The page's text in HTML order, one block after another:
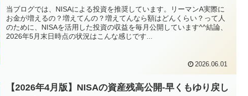
当ブログでは、NISAによる投資を推奨しています。リーマンA実際に
お金が増えるの？増えてんの？増えてんなら額はどんくらい？って人
のために、NISAを活用した投資の収益を毎月公開しています^^結論、
2026年5月末日時点の状況はこんな感じです...
2026.06.01
【2026年4月版】NISAの資産残高公開-早くもゆり戻し